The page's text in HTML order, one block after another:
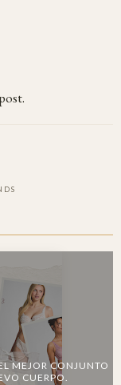
MEJOR CONJUNTO
CUERPO.